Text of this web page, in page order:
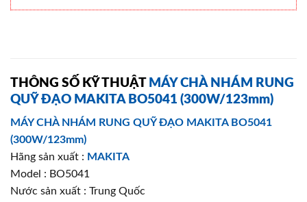
THÔNG SỐ KỸ THUẬT MÁY CHÀ NHÁM RUNG
QUỸ ĐẠO MAKITA BO5041 (300W/123mm)
MÁY CHÀ NHÁM RUNG QUỸ ĐẠO MAKITA BO5041
(300W/123mm)
Hãng sản xuất : MAKITA
Model : BO5041
Nước sản xuất : Trung Quốc